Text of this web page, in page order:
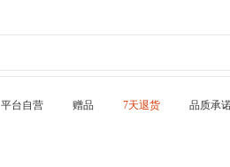
平台自营 赠品 7天退货 品质承